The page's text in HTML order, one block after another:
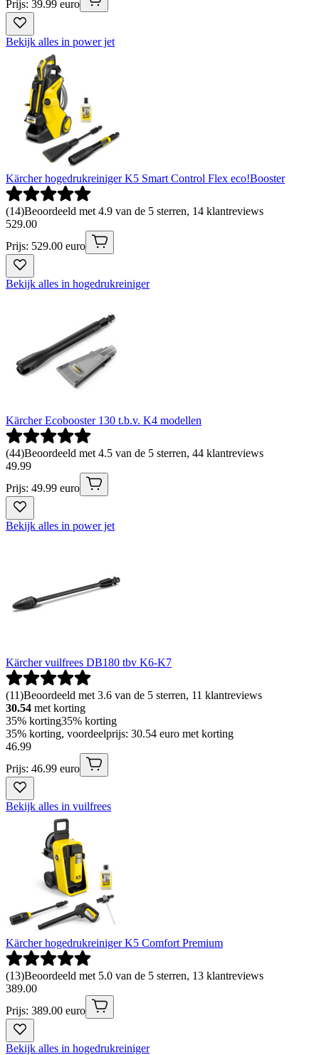
Prijs: 39.99 euro
Bekijk alles in power jet
Kärcher hogedrukreiniger K5 Smart Control Flex eco!Booster
(14)Beoordeeld met 4.9 van de 5 sterren, 14 klantreviews
529.00
Prijs: 529.00 euro
Bekijk alles in hogedrukreiniger
Kärcher Ecobooster 130 t.b.v. K4 modellen
(44)Beoordeeld met 4.5 van de 5 sterren, 44 klantreviews
49.99
Prijs: 49.99 euro
Bekijk alles in power jet
Kärcher vuilfrees DB180 tbv K6-K7
(11)Beoordeeld met 3.6 van de 5 sterren, 11 klantreviews
30.54 met korting
35% korting35% korting
35% korting, voordeelprijs: 30.54 euro met korting
46.99
Prijs: 46.99 euro
Bekijk alles in vuilfrees
Kärcher hogedrukreiniger K5 Comfort Premium
(13)Beoordeeld met 5.0 van de 5 sterren, 13 klantreviews
389.00
Prijs: 389.00 euro
Bekijk alles in hogedrukreiniger